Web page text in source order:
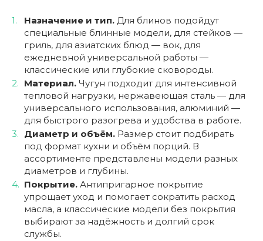
Назначение и тип. Для блинов подойдут
специальные блинные модели, для стейков —
гриль, для азиатских блюд — вок, для
ежедневной универсальной работы —
классические или глубокие сковороды.
Материал. Чугун подходит для интенсивной
тепловой нагрузки, нержавеющая сталь — для
универсального использования, алюминий —
для быстрого разогрева и удобства в работе.
Диаметр и объём. Размер стоит подбирать
под формат кухни и объём порций. В
ассортименте представлены модели разных
диаметров и глубины.
Покрытие. Антипригарное покрытие
упрощает уход и помогает сократить расход
масла, а классические модели без покрытия
выбирают за надёжность и долгий срок
службы.